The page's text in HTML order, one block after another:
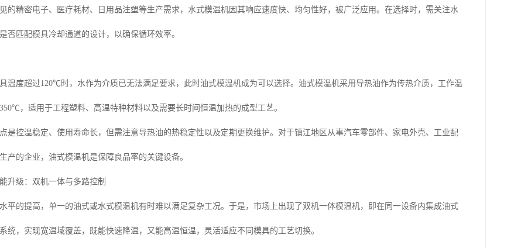
的精密电子、医疗耗材、日用品注塑等生产需求，水式模温机因其响应速度快、均匀性好，被广泛应用。在选择时，需关注水
否匹配模具冷却通道的设计，以确保循环效率。
温度超过120℃时，水作为介质已无法满足要求，此时油式模温机成为可以选择。油式模温机采用导热油作为传热介质，工作温
，适用于工程塑料、高温特种材料以及需要长时间恒温加热的成型工艺。
是控温稳定、使用寿命长，但需注意导热油的热稳定性以及定期更换维护。对于镇江地区从事汽车零部件、家电外壳、工业配
产的企业，油式模温机是保障良品率的关键设备。
升级：双机一体与多路控制
平的提高，单一的油式或水式模温机有时难以满足复杂工况。于是，市场上出现了双机一体模温机，即在同一设备内集成油式
统，实现宽温域覆盖，既能快速降温，又能高温恒温，灵活适应不同模具的工艺切换。